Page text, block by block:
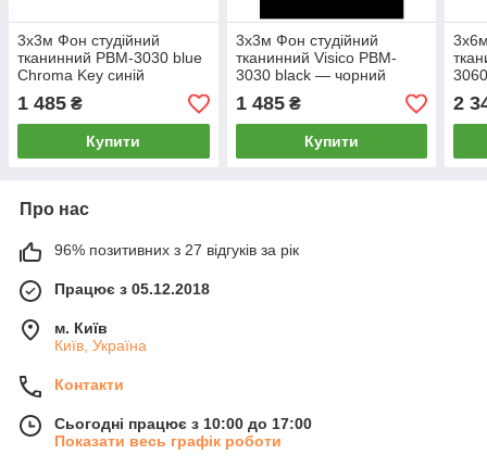
3х3м Фон студійний
тканинний PBM-3030 blue
Chroma Key синій
хромакей
1 485 ₴
Купити
3х3м Фон студійний
тканинний Visico PBM-
3030 black — чорний
1 485₴
Купити
2
Про нас
96% позитивних з 27 відгуків за рік
Працює з 05.12.2018
м. Київ
Київ, Україна
Контакти
Сьогодні працює з 10:00 до 17:00
Показати весь графік роботи